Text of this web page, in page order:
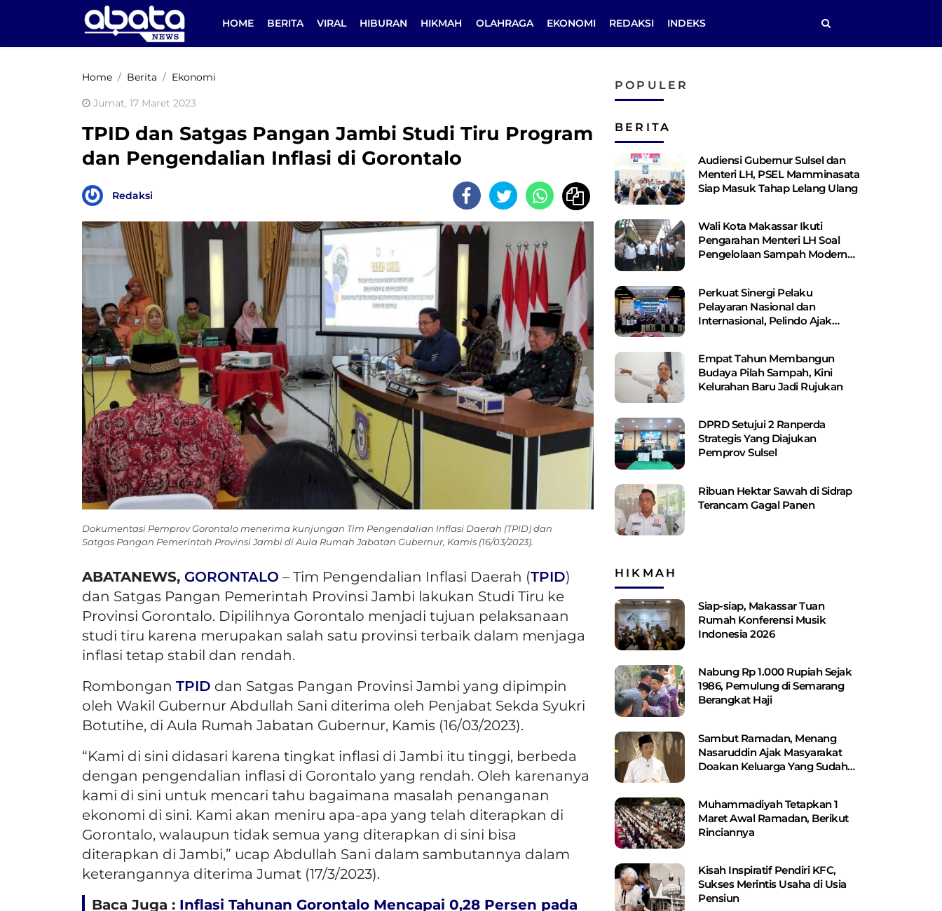
HOME BERITA VIRAL HIBURAN HIKMAH OLAHRAGA EKONOMI REDAKSI INDEKS
Home Berita Ekonomi
Jumat, 17 Maret 2023
TPID dan Satgas Pangan Jambi Studi Tiru Program
dan Pengendalian Inflasi di Gorontalo
Redaksi
Dokumentasi Pemprov Gorontalo menerima kunjungan Tim Pengendalian Inflasi Daerah (TPID) dan
Satgas Pangan Pemerintah Provinsi Jambi di Aula Rumah Jabatan Gubernur, Kamis (16/03/2023).
ABATANEWS, GORONTALO – Tim Pengendalian Inflasi Daerah (TPID)
dan Satgas Pangan Pemerintah Provinsi Jambi lakukan Studi Tiru ke
Provinsi Gorontalo. Dipilihnya Gorontalo menjadi tujuan pelaksanaan
studi tiru karena merupakan salah satu provinsi terbaik dalam menjaga
inflasi tetap stabil dan rendah.
Rombongan TPID dan Satgas Pangan Provinsi Jambi yang dipimpin
oleh Wakil Gubernur Abdullah Sani diterima oleh Penjabat Sekda Syukri
Botutihe, di Aula Rumah Jabatan Gubernur, Kamis (16/03/2023).
“Kami di sini didasari karena tingkat inflasi di Jambi itu tinggi, berbeda
dengan pengendalian inflasi di Gorontalo yang rendah. Oleh karenanya
kami di sini untuk mencari tahu bagaimana masalah penanganan
ekonomi di sini. Kami akan meniru apa-apa yang telah diterapkan di
Gorontalo, walaupun tidak semua yang diterapkan di sini bisa
diterapkan di Jambi,” ucap Abdullah Sani dalam sambutannya dalam
keterangannya diterima Jumat (17/3/2023).
Baca Juga : Inflasi Tahunan Gorontalo Mencapai 0,28 Persen pada
POPULER
BERITA
Audiensi Gubernur Sulsel dan
Menteri LH, PSEL Mamminasata
Siap Masuk Tahap Lelang Ulang
Wali Kota Makassar Ikuti
Pengarahan Menteri LH Soal
Pengelolaan Sampah Modern
Perkuat Sinergi Pelaku
Pelayaran Nasional dan
Internasional, Pelindo Ajak
Empat Tahun Membangun
Budaya Pilah Sampah, Kini
Kelurahan Baru Jadi Rujukan
DPRD Setujui 2 Ranperda
Strategis Yang Diajukan
Pemprov Sulsel
Ribuan Hektar Sawah di Sidrap
Terancam Gagal Panen
HIKMAH
Siap-siap, Makassar Tuan
Rumah Konferensi Musik
Indonesia 2026
Nabung Rp 1.000 Rupiah Sejak
1986, Pemulung di Semarang
Berangkat Haji
Sambut Ramadan, Menang
Nasaruddin Ajak Masyarakat
Doakan Keluarga Yang Sudah
Muhammadiyah Tetapkan 1
Maret Awal Ramadan, Berikut
Rinciannya
Kisah Inspiratif Pendiri KFC,
Sukses Merintis Usaha di Usia
Pensiun